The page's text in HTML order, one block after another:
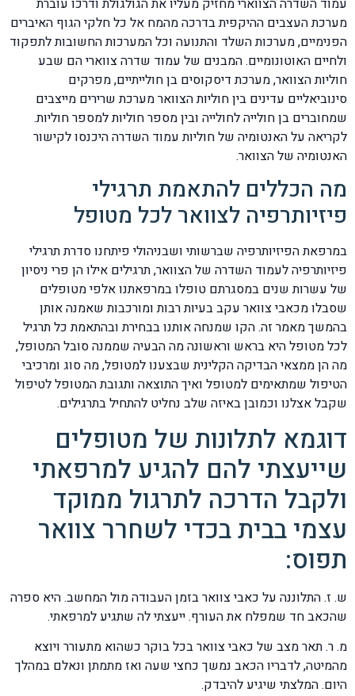
עמוד השדרה הצווארי מחזיק מעליו את הגולגולת ודרכו עוברת
מערכת העצבים ההיקפית בדרכה מהמח אל כל חלקי הגוף האיברים
הפנימיים, מערכות השלד והתנועה וכל המערכות החשובות לתפקוד
ולחיים האוטונומיים. המבנים של עמוד שדרה צווארי הם שבע
חוליות הצוואר, מערכת דיסקוסים בן חולייתיים, מפרקים
סינוביאליים עדינים בין חוליות הצוואר מערכת שרירים מייצבים
שמחוברים בן חולייה לחולייה ובין מספר חוליות למספר חוליות.
לקריאה על האנטומיה של חוליות עמוד השדרה היכנסו לקישור
האנטומיה של הצוואר.
מה הכללים להתאמת תרגילי
פיזיותרפיה לצוואר לכל מטופל
במרפאת הפיזיותרפיה שברשותי ושבניהולי פיתחנו סדרת תרגילי
פיזיותרפיה לעמוד השדרה של הצוואר, תרגילים אילו הן פרי ניסיון
של עשרות שנים במסגרתם טופלו במרפאתנו אלפי מטופלים
שסבלו מכאבי צוואר עקב בעיות רבות ומורכבות שאמנה אותן
בהמשך מאמר זה. הקו שמנחה אותנו בבחירת ובהתאמת כל תרגיל
לכל מטופל היא בראש וראשונה מה הבעיה שממנה סובל המטופל,
מה הן ממצאי הבדיקה הקלינית שבצענו למטופל, מה סוג ומרכיבי
הטיפול שמתאימים למטופל ואיך התוצאה ותגובת המטופל לטיפול
שקבל אצלנו וכמובן באיזה שלב נחליט להתחיל בתרגילים.
דוגמא לתלונות של מטופלים
שייעצתי להם להגיע למרפאתי
ולקבל הדרכה לתרגול ממוקד
עצמי בבית בכדי לשחרר צוואר
תפוס:
ש. ז. התלוננה על כאבי צוואר בזמן העבודה מול המחשב. היא ספרה
שהכאב חד שמפלח את העורף. ייעצתי לה שתגיע למרפאתי.
מ. ר. תאר מצב של כאבי צוואר בכל בוקר כשהוא מתעורר ויוצא
מהמיטה, לדבריו הכאב נמשך כחצי שעה ואז מתמתן ונאלם במהלך
היום. המלצתי שיגיע להיבדק.